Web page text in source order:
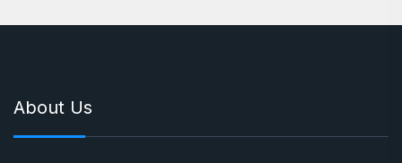
About Us